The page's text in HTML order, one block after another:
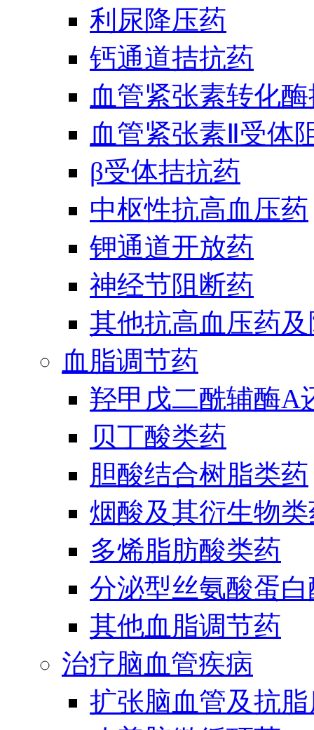
利尿降压药
钙通道拮抗药
血管紧张素转化
血管紧张素Ⅱ受体
β受体拮抗药
中枢性抗高血压药
钾通道开放药
神经节阻断药
其他抗高血压药
血脂调节药
羟甲戊二酰辅酶A
贝丁酸类药
胆酸结合树脂类药
烟酸及其衍生物
多烯脂肪酸类药
分泌型丝氨酸蛋
其他血脂调节药
治疗脑血管疾病
扩张脑血管及抗